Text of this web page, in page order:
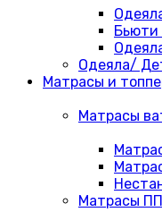
Бьюти
Одеяла/
Матрасы и
Матрасы
Матрасы